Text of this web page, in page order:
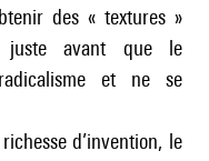
des « textures »
juste avant que le
et ne se
d’invention, le